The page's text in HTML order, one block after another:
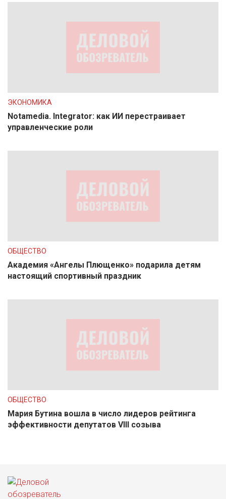
ЭКОНОМИКА
Notamedia. Integrator: как ИИ перестраивает
управленческие роли
ОБЩЕСТВО
Академия «Ангелы Плющенко» подарила детям
настоящий спортивный праздник
ОБЩЕСТВО
Мария Бутина вошла в число лидеров рейтинга
эффективности депутатов VIII созыва